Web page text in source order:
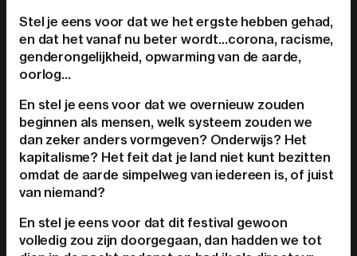
Stel je eens voor dat we het ergste hebben gehad,
en dat het vanaf nu beter wordt…corona, racisme,
genderongelijkheid, opwarming van de aarde,
oorlog…
En stel je eens voor dat we overnieuw zouden
beginnen als mensen, welk systeem zouden we
dan zeker anders vormgeven? Onderwijs? Het
kapitalisme? Het feit dat je land niet kunt bezitten
omdat de aarde simpelweg van iedereen is, of juist
van niemand?
En stel je eens voor dat dit festival gewoon
volledig zou zijn doorgegaan, dan hadden we tot